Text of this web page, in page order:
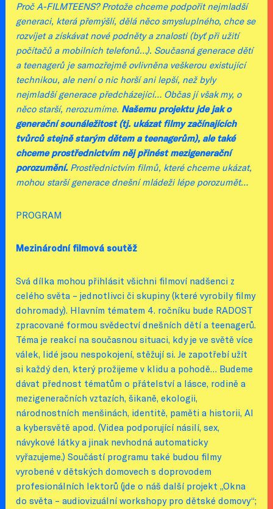
Proč A-FILMTEENS? Protože chceme podpořit nejmladší
generaci, která přemýšlí, dělá něco smysluplného, chce se
rozvíjet a získávat nové podněty a znalosti (byť při užití
počítačů a mobilních telefonů…). Současná generace dětí
a teenagerů je samozřejmě ovlivněna veškerou existující
technikou, ale není o nic horší ani lepší, než byly
nejmladší generace předcházející… Občas jí však my, o
něco starší, nerozumíme. Našemu projektu jde jak o
generační sounáležitost (tj. ukázat filmy začínajících
tvůrců stejně starým dětem a teenagerům), ale také
chceme prostřednictvím něj přinést mezigenerační
porozumění.Prostřednictvím filmů, které chceme ukázat,
mohou starší generace dnešní mládeži lépe porozumět…
PROGRAM
Mezinárodní filmová soutěž
Svá dílka mohou přihlásit všichni filmoví nadšenci z
celého světa – jednotlivci či skupiny (které vyrobily filmy
dohromady). Hlavním tématem 4. ročníku bude RADOST
zpracované formou svědectví dnešních dětí a teenagerů.
Téma je reakcí na současnou situaci, kdy je ve světě více
válek, lidé jsou nespokojení, stěžují si. Je zapotřebí užít
si každý den, který prožijeme v klidu a pohodě… Budeme
dávat přednost tématům o přátelství a lásce, rodině a
mezigeneračních vztazích, šikaně, ekologii,
národnostních menšinách, identitě, paměti a historii, AI
a kybersvětě apod. (Videa podporující násilí, sex,
návykové látky a jinak nevhodná automaticky
vyřazujeme.) Součástí programu také budou filmy
vyrobené v dětských domovech s doprovodem
profesionálních lektorů (jde o náš další projekt „Okna
do světa – audiovizuální workshopy pro dětské domovy“;